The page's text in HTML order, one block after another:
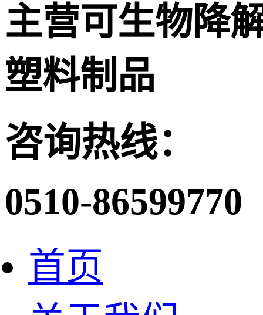
主营可生物降
塑料制品
咨询热线：
0510-86599770
首页